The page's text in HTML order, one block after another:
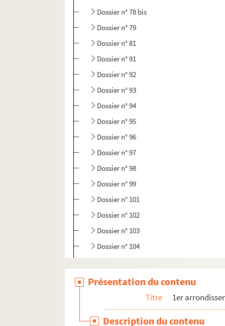
Dossier n° 78 bis
Dossier n° 79
Dossier n° 81
Dossier n° 91
Dossier n° 92
Dossier n° 93
Dossier n° 94
Dossier n° 95
Dossier n° 96
Dossier n° 97
Dossier n° 98
Dossier n° 99
Dossier n° 101
Dossier n° 102
Dossier n° 103
Dossier n° 104
Dossier n° 106
Dossier n° 109
Présentation du contenu
Titre 1er
Description du contenu